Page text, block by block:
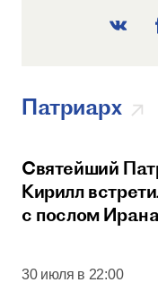
Патриарх
Святейший
Кирилл
с послом
30 июля в 22:00